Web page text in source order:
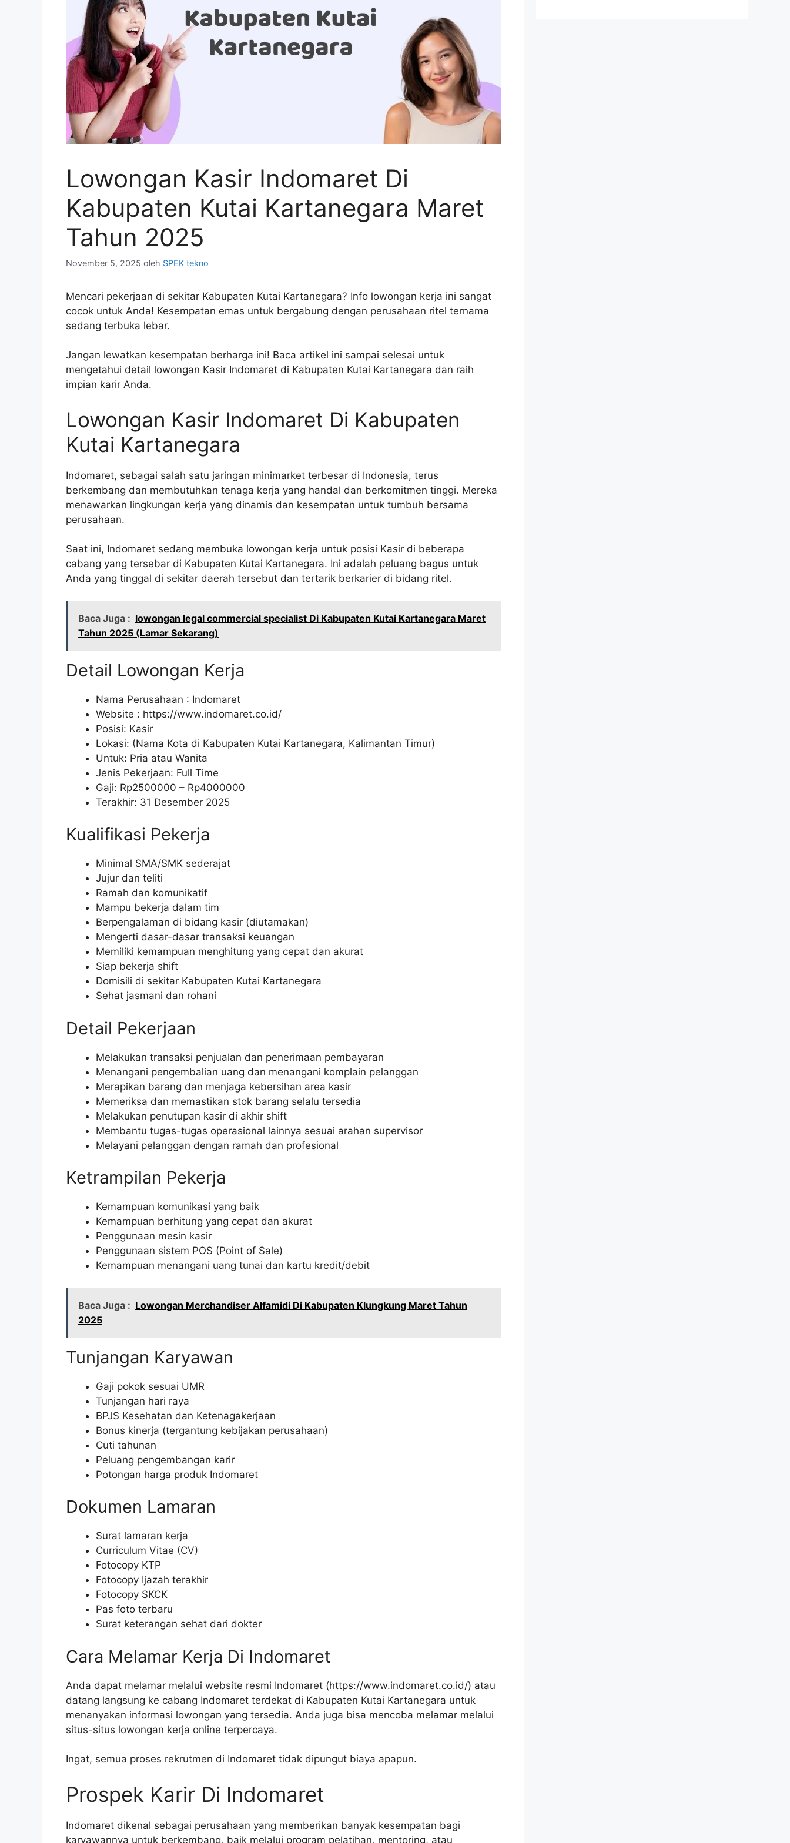
Lowongan Kasir Indomaret Di
Kabupaten Kutai Kartanegara Maret
Tahun 2025
November 5, 2025 oleh SPEK tekno
Mencari pekerjaan di sekitar Kabupaten Kutai Kartanegara? Info lowongan kerja ini sangat
cocok untuk Anda! Kesempatan emas untuk bergabung dengan perusahaan ritel ternama
sedang terbuka lebar.
Jangan lewatkan kesempatan berharga ini! Baca artikel ini sampai selesai untuk
mengetahui detail lowongan Kasir Indomaret di Kabupaten Kutai Kartanegara dan raih
impian karir Anda.
Lowongan Kasir Indomaret Di Kabupaten
Kutai Kartanegara
Indomaret, sebagai salah satu jaringan minimarket terbesar di Indonesia, terus
berkembang dan membutuhkan tenaga kerja yang handal dan berkomitmen tinggi. Mereka
menawarkan lingkungan kerja yang dinamis dan kesempatan untuk tumbuh bersama
perusahaan.
Saat ini, Indomaret sedang membuka lowongan kerja untuk posisi Kasir di beberapa
cabang yang tersebar di Kabupaten Kutai Kartanegara. Ini adalah peluang bagus untuk
Anda yang tinggal di sekitar daerah tersebut dan tertarik berkarier di bidang ritel.
Baca Juga : lowongan legal commercial specialist Di Kabupaten Kutai Kartanegara Maret
Tahun 2025 (Lamar Sekarang)
Detail Lowongan Kerja
Nama Perusahaan : Indomaret
Website : https://www.indomaret.co.id/
Posisi: Kasir
Lokasi: (Nama Kota di Kabupaten Kutai Kartanegara, Kalimantan Timur)
Untuk: Pria atau Wanita
Jenis Pekerjaan: Full Time
Gaji: Rp2500000 – Rp4000000
Terakhir: 31 Desember 2025
Kualifikasi Pekerja
Minimal SMA/SMK sederajat
Jujur dan teliti
Ramah dan komunikatif
Mampu bekerja dalam tim
Berpengalaman di bidang kasir (diutamakan)
Mengerti dasar-dasar transaksi keuangan
Memiliki kemampuan menghitung yang cepat dan akurat
Siap bekerja shift
Domisili di sekitar Kabupaten Kutai Kartanegara
Sehat jasmani dan rohani
Detail Pekerjaan
Melakukan transaksi penjualan dan penerimaan pembayaran
Menangani pengembalian uang dan menangani komplain pelanggan
Merapikan barang dan menjaga kebersihan area kasir
Memeriksa dan memastikan stok barang selalu tersedia
Melakukan penutupan kasir di akhir shift
Membantu tugas-tugas operasional lainnya sesuai arahan supervisor
Melayani pelanggan dengan ramah dan profesional
Ketrampilan Pekerja
Kemampuan komunikasi yang baik
Kemampuan berhitung yang cepat dan akurat
Penggunaan mesin kasir
Penggunaan sistem POS (Point of Sale)
Kemampuan menangani uang tunai dan kartu kredit/debit
Baca Juga : Lowongan Merchandiser Alfamidi Di Kabupaten Klungkung Maret Tahun
2025
Tunjangan Karyawan
Gaji pokok sesuai UMR
Tunjangan hari raya
BPJS Kesehatan dan Ketenagakerjaan
Bonus kinerja (tergantung kebijakan perusahaan)
Cuti tahunan
Peluang pengembangan karir
Potongan harga produk Indomaret
Dokumen Lamaran
Surat lamaran kerja
Curriculum Vitae (CV)
Fotocopy KTP
Fotocopy Ijazah terakhir
Fotocopy SKCK
Pas foto terbaru
Surat keterangan sehat dari dokter
Cara Melamar Kerja Di Indomaret
Anda dapat melamar melalui website resmi Indomaret (https://www.indomaret.co.id/) atau
datang langsung ke cabang Indomaret terdekat di Kabupaten Kutai Kartanegara untuk
menanyakan informasi lowongan yang tersedia. Anda juga bisa mencoba melamar melalui
situs-situs lowongan kerja online terpercaya.
Ingat, semua proses rekrutmen di Indomaret tidak dipungut biaya apapun.
Prospek Karir Di Indomaret
Indomaret dikenal sebagai perusahaan yang memberikan banyak kesempatan bagi
karyawannya untuk berkembang, baik melalui program pelatihan, mentoring, atau